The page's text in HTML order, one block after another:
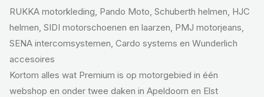
RUKKA motorkleding, Pando Moto, Schuberth helmen, HJC
helmen, SIDI motorschoenen en laarzen, PMJ motorjeans,
SENA intercomsystemen, Cardo systems en Wunderlich
accesoires
Kortom alles wat Premium is op motorgebied in één
webshop en onder twee daken in Apeldoorn en Elst